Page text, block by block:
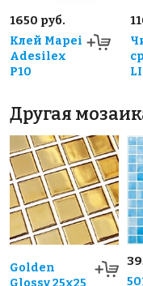
1650 руб.
Клей Mapei
Adesilex
P10
Другая
Golden
Glossy 25х25